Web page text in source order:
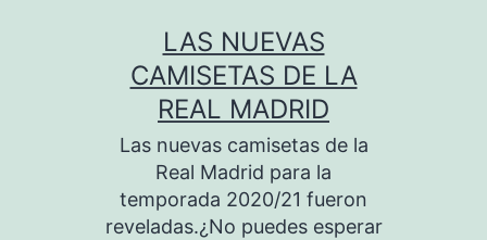
LAS NUEVAS
CAMISETAS DE LA
REAL MADRID
Las nuevas camisetas de la
Real Madrid para la
temporada 2020/21 fueron
reveladas.¿No puedes esperar